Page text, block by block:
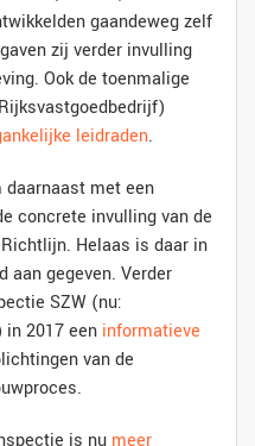
gaandeweg zelf
zij verder invulling
Ook de toenmalige
leidraden.
daarnaast met een
concrete invulling van de
Helaas is daar in
aan gegeven. Verder
SZW (nu:
2017 een informatieve
van de
is nu meer